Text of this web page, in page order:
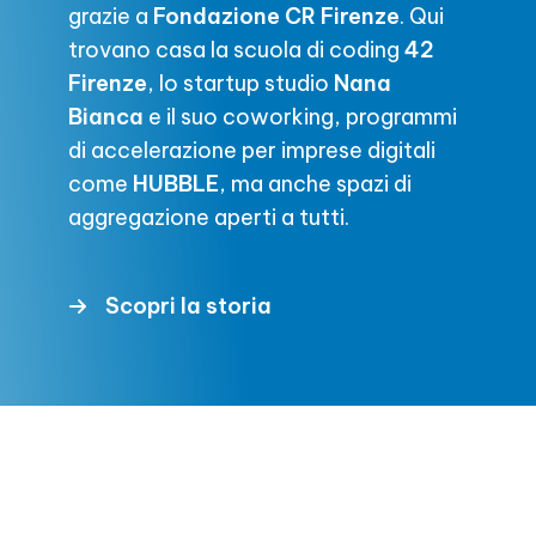
grazie a Fondazione CR Firenze. Qui
trovano casa la scuola di coding 42
Firenze, lo startup studio Nana
Bianca e il suo coworking, programmi
di accelerazione per imprese digitali
come HUBBLE, ma anche spazi di
aggregazione aperti a tutti.
Scopri la storia